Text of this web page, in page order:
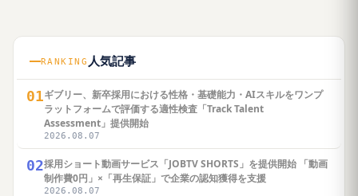
RANKING 人気記事
01ギブリー、新卒採用における性格・基礎能力・AIスキルをワンプ
ラットフォームで評価する適性検査「Track Talent
Assessment」提供開始
2026.08.07
02採用ショート動画サービス「JOBTV SHORTS」を提供開始 「動画
制作費0円」×「再生保証」で企業の認知獲得を支援
2026.08.07